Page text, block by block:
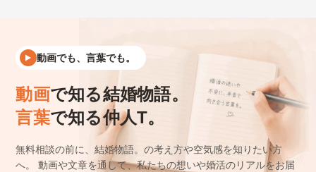
動画でも、言葉でも。
動画で知る結婚物語。
言葉で知る仲人T。
無料相談の前に、結婚物語。の考え方や空気感を知りたい方
へ。
動画や文章を通して、私たちの想いや婚活のリアルをお届